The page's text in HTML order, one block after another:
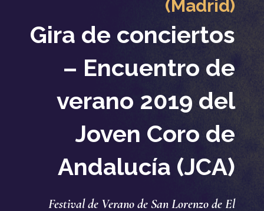
(Madrid)
Gira de conciertos
– Encuentro de
verano 2019 del
Joven Coro de
Andalucía (JCA)
Festival de Verano de San Lorenzo de El